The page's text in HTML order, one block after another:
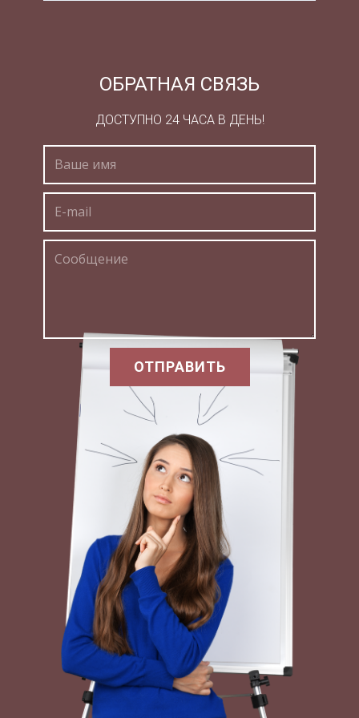
Проблема экономических кризисов актуальна в
находимся в нем.
Исследования экономических кризисов на
мировом уровне, в частности в России, должно
помочь экономистам все-таки научиться
безболезненно и быстро выходить из них.
и выяснить, как сглаживаются амплитуды их
колебаний, чтобы использовать эти знания для
сглаживания этих циклов, дабы они не
оказывали такого разрушительного
воздействия на экономику. Но не все так
Ученые уже на протяжении нескольких веков не
могут выяснить точных причин возникновения
циклов. В настоящее время существуют лишь
теории возникновения экономических циклов,
с которыми соглашаются или предоставляют
свою точку зрения другие экономисты.
Известный американский экономист Элвин
Хансен (1887-1976), посвятивший немало своих
работ изучению экономических циклов, так
выразился по этому поводу: «На протяжении
всей истории литературы об экономических
циклах различные экономисты все снова и
ДОСТУПНО 24 ЧАСА В ДЕНЬ!
ОТПРАВИТЬ
ОБРАТНАЯ СВЯЗЬ